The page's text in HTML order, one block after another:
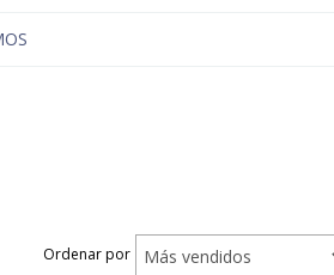
Ordenar por